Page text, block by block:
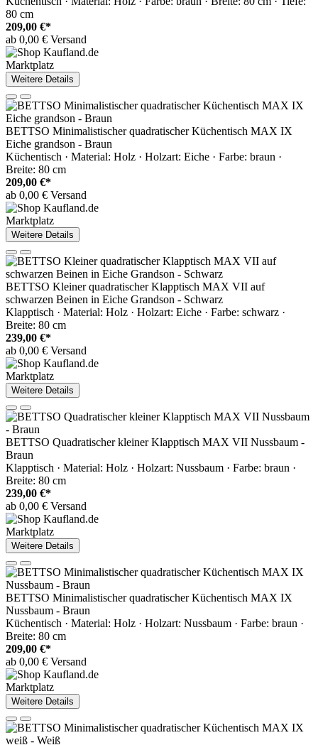
80 cm
209,00 €*
ab 0,00 € Versand
Marktplatz
Weitere Details
BETTSO Minimalistischer quadratischer Küchentisch MAX IX
Eiche grandson - Braun
Küchentisch · Material: Holz · Holzart: Eiche · Farbe: braun ·
Breite: 80 cm
209,00 €*
ab 0,00 € Versand
Marktplatz
Weitere Details
BETTSO Kleiner quadratischer Klapptisch MAX VII auf
schwarzen Beinen in Eiche Grandson - Schwarz
Klapptisch · Material: Holz · Holzart: Eiche · Farbe: schwarz ·
Breite: 80 cm
239,00 €*
ab 0,00 € Versand
Marktplatz
Weitere Details
BETTSO Quadratischer kleiner Klapptisch MAX VII Nussbaum -
Braun
Klapptisch · Material: Holz · Holzart: Nussbaum · Farbe: braun ·
Breite: 80 cm
239,00 €*
ab 0,00 € Versand
Marktplatz
Weitere Details
BETTSO Minimalistischer quadratischer Küchentisch MAX IX
Nussbaum - Braun
Küchentisch · Material: Holz · Holzart: Nussbaum · Farbe: braun ·
Breite: 80 cm
209,00 €*
ab 0,00 € Versand
Marktplatz
Weitere Details